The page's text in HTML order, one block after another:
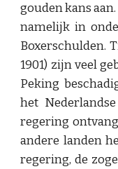
gouden kans
namelijk in
Boxerschulden.
1901) zijn veel
Peking
het
regering
andere landen
regering, de